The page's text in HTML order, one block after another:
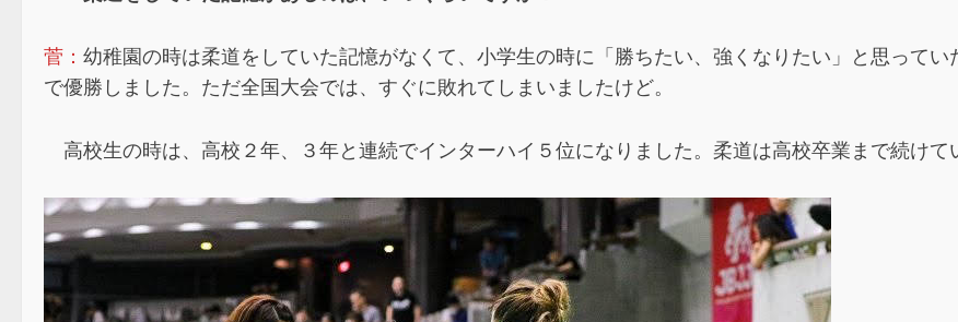
菅： 幼稚園の時は柔道をしていた記憶がなくて、小学生の時に「勝ちたい、強くなりたい」と思って
で優勝しました。ただ全国大会では、すぐに敗れてしまいましたけど。
高校生の時は、高校２年、３年と連続でインターハイ５位になりました。柔道は高校卒業まで続けて